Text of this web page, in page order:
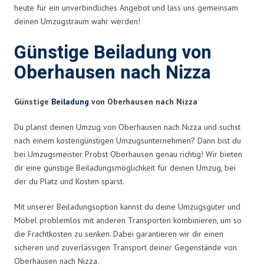
heute für ein unverbindliches Angebot und lass uns gemeinsam
deinen Umzugstraum wahr werden!
Günstige Beiladung von
Oberhausen nach Nizza
Günstige Beiladung von Oberhausen nach Nizza
Du planst deinen Umzug von Oberhausen nach Nizza und suchst
nach einem kostengünstigen Umzugsunternehmen? Dann bist du
bei Umzugsmeister Probst Oberhausen genau richtig! Wir bieten
dir eine günstige Beiladungsmöglichkeit für deinen Umzug, bei
der du Platz und Kosten sparst.
Mit unserer Beiladungsoption kannst du deine Umzugsgüter und
Möbel problemlos mit anderen Transporten kombinieren, um so
die Frachtkosten zu senken. Dabei garantieren wir dir einen
sicheren und zuverlässigen Transport deiner Gegenstände von
Oberhausen nach Nizza.